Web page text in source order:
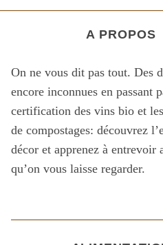
A PROPOS
On ne vous dit pas tout. Des
encore inconnues en passant
certification des vins bio et
de compostages: découvrez
décor et apprenez à entrevoir
qu’on vous laisse regarder.